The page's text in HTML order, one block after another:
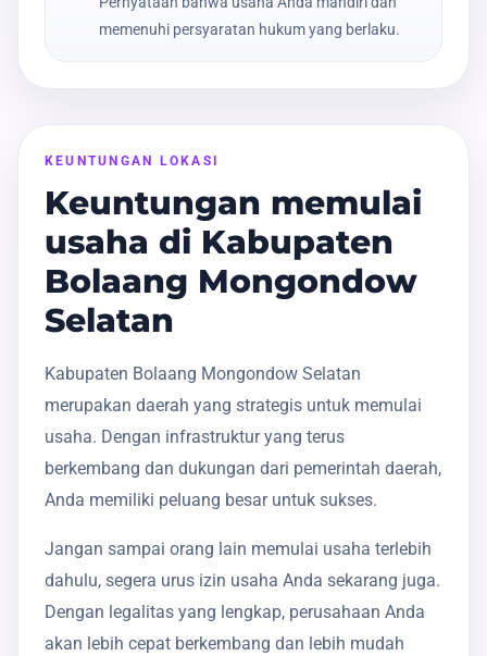
memenuhi persyaratan hukum yang berlaku.
KEUNTUNGAN LOKASI
Keuntungan memulai
usaha di Kabupaten
Bolaang Mongondow
Selatan
Kabupaten Bolaang Mongondow Selatan
merupakan daerah yang strategis untuk memulai
usaha. Dengan infrastruktur yang terus
berkembang dan dukungan dari pemerintah daerah,
Anda memiliki peluang besar untuk sukses.
Jangan sampai orang lain memulai usaha terlebih
dahulu, segera urus izin usaha Anda sekarang juga.
Dengan legalitas yang lengkap, perusahaan Anda
akan lebih cepat berkembang dan lebih mudah